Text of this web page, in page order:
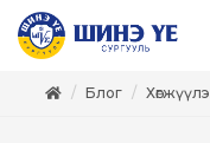
Блог